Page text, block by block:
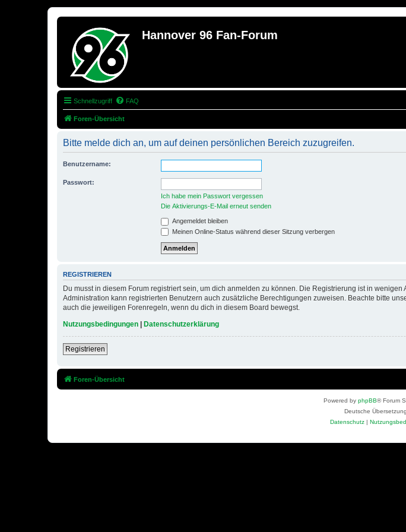
Hannover 96 Fan-Forum
Schnellzugriff FAQ
Foren-Übersicht
Bitte melde dich an, um auf deinen persönlichen Bereich zuzugreifen.
Benutzername:
Passwort:
Ich habe mein Passwort vergessen
Die Aktivierungs-E-Mail erneut senden
Angemeldet bleiben
Meinen Online-Status während dieser Sitzung verbergen
REGISTRIEREN
Du musst in diesem Forum registriert sein, um dich anmelden zu können. Die Registrierung ist in
Administration kann registrierten Benutzern auch zusätzliche Berechtigungen zuweisen. Beachte bitte
auch die jeweiligen Forenregeln, wenn du dich in diesem Board bewegst.
Nutzungsbedingungen | Datenschutzerklärung
Registrieren
Foren-Übersicht
Powered by phpBB® Forum
Deutsche
Datenschutz |